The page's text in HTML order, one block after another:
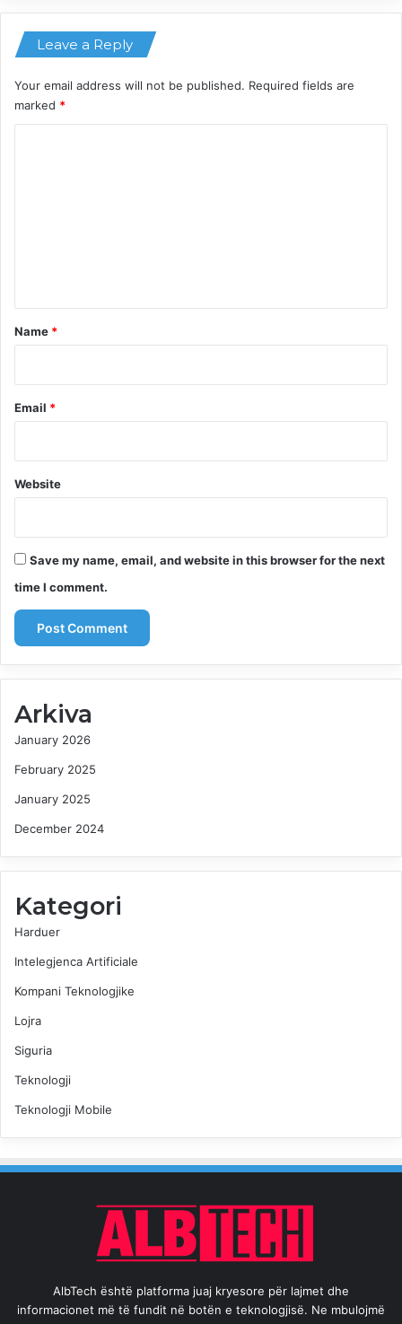
Leave a Reply
Your email address will not be published. Required fields are
marked *
*
Name *
Email *
Website
Save my name, email, and website in this browser for the next
time I comment.
Arkiva
January 2026
February 2025
January 2025
December 2024
Kategori
Harduer
Intelegjenca Artificiale
Kompani Teknologjike
Lojra
Siguria
Teknologji
Teknologji Mobile
AlbTech është platforma juaj kryesore për lajmet dhe
informacionet më të fundit në botën e teknologjisë. Ne mbulojmë